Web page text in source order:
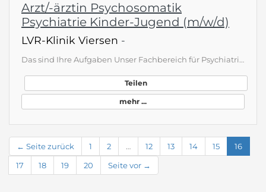
Arzt/-ärztin Psychosomatik
Psychiatrie Kinder-Jugend (m/w/d)
LVR-Klinik Viersen -
Das sind Ihre Aufgaben Unser Fachbereich für Psychiatrie, Psychosomatik und Psychotherapie des Kindes- und Jugendalters sucht ein neues Teammitglied, das genauso engagiert ist wie wir. Wir sind stolz darauf, die größte Kinder- und Jugendpsychiatrie in Deutschland mit 250 stationären und teilstationären Betten und Plätzen zu sein. Das Hauptgelände ist in Viersen, unsere Tageskliniken befinden sich in Viersen, Neuss, Krefeld, Mönchengladbach und Heinsberg. Wir behandeln das gesamte Spektrum kinde…
Teilen
mehr ...
← Seite zurück 1 2 … 12 13 14 15
16
17
18 19 20 Seite vor →